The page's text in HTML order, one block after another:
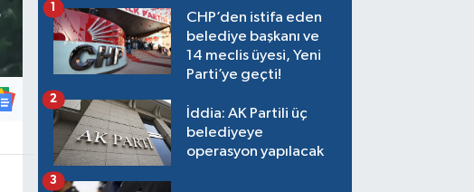
CHP’den istifa eden
belediye başkanı ve
14 meclis üyesi, Yeni
Parti’ye geçti!
1
İddia: AK Partili üç
belediyeye
operasyon yapılacak
2
3